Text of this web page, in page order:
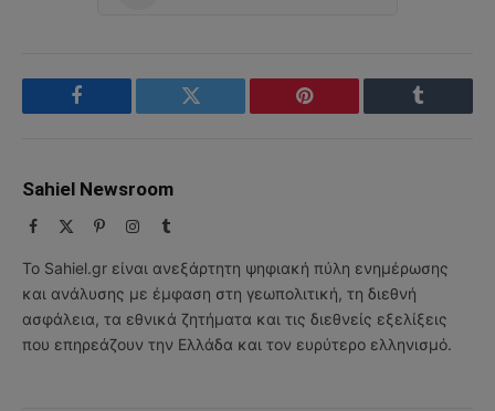
Facebook Twitter Pinterest Tumblr
Sahiel Newsroom
Facebook PinterestInstagram
Tumblr
Το Sahiel.gr είναι ανεξάρτητη ψηφιακή πύλη ενημέρωσης
και ανάλυσης με έμφαση στη γεωπολιτική, τη διεθνή
ασφάλεια, τα εθνικά ζητήματα και τις διεθνείς εξελίξεις
που επηρεάζουν την Ελλάδα και τον ευρύτερο ελληνισμό.